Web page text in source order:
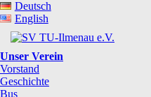
Deutsch
English
Unser Verein
Vorstand
Geschichte
Bus